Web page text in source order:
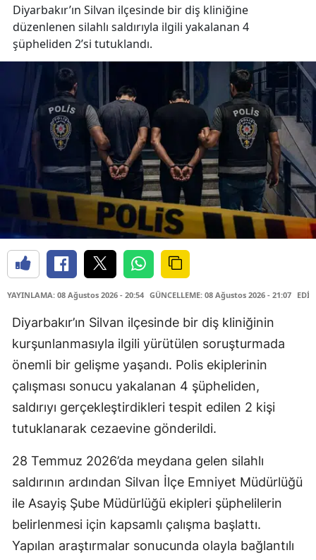
Diyarbakır’ın Silvan ilçesinde bir diş kliniğine
düzenlenen silahlı saldırıyla ilgili yakalanan 4
şüpheliden 2’si tutuklandı.
YAYINLAMA: 08 Ağustos 2026 - 20:54 GÜNCELLEME: 08 Ağustos 2026 - 21:07
Diyarbakır’ın Silvan ilçesinde bir diş kliniğinin
kurşunlanmasıyla ilgili yürütülen soruşturmada
önemli bir gelişme yaşandı. Polis ekiplerinin
çalışması sonucu yakalanan 4 şüpheliden,
saldırıyı gerçekleştirdikleri tespit edilen 2 kişi
tutuklanarak cezaevine gönderildi.
28 Temmuz 2026’da meydana gelen silahlı
saldırının ardından Silvan İlçe Emniyet Müdürlüğü
ile Asayiş Şube Müdürlüğü ekipleri şüphelilerin
belirlenmesi için kapsamlı çalışma başlattı.
Yapılan araştırmalar sonucunda olayla bağlantılı